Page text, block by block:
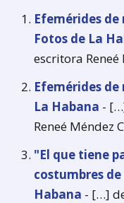
Efemérides
Fotos de La
escritora
Efemérides
La Habana -
Reneé Méndez
"El que tiene
costumbres
Habana - […]